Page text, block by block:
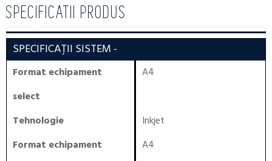
SPECIFICATII PRODUS
SPECIFICAȚII SISTEM -
Format echipament
select
A4
Tehnologie
Inkjet
Format echipament
A4